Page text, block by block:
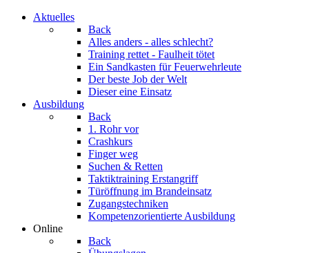
Aktuelles
Back
Alles anders - alles schlecht?
Training rettet - Faulheit tötet
Ein Sandkasten für Feuerwehrleute
Der beste Job der Welt
Dieser eine Einsatz
Ausbildung
Back
1. Rohr vor
Crashkurs
Finger weg
Suchen & Retten
Taktiktraining Erstangriff
Türöffnung im Brandeinsatz
Zugangstechniken
Kompetenzorientierte Ausbildung
Online
Back